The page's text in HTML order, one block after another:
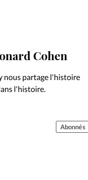
Cohen
nous partage l'histoire
l'histoire.
Abonnés